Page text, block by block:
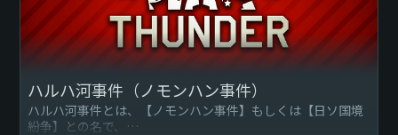
ハルハ河事件（ノモンハン事件）
ハルハ河事件とは、【ノモンハン事件】もしくは【日ソ国境
紛争】との名で、